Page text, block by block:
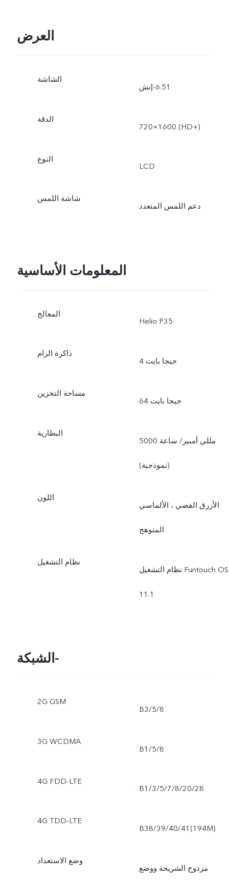
العرض
الشاشة
الدقة
‏1600×720 (HD+‎)
النوع
شاشة اللمس
دعم اللمس المتعدد
المعلومات الأساسية
المعالج
‏Helio P35
ذاكرة الرام
4 جيجا بايت
مساحة التخزين
64 جيجا بايت
البطارية
5000 مللي أمبير/ ساعة
(نموذجية)
اللون
الأزرق الفضي ، الألماسي
المتوهج
نظام التشغيل
نظام التشغيل Funtouch OS
11.1
الشبكة-
2G GSM
B3/5/8
3G WCDMA
B1/5/8
4G FDD-LTE
B1/3/5/7/8/20/28
4G TDD-LTE
B38/39/40/41(194M)
وضع الاستعداد
مزدوج الشريحة ووضع